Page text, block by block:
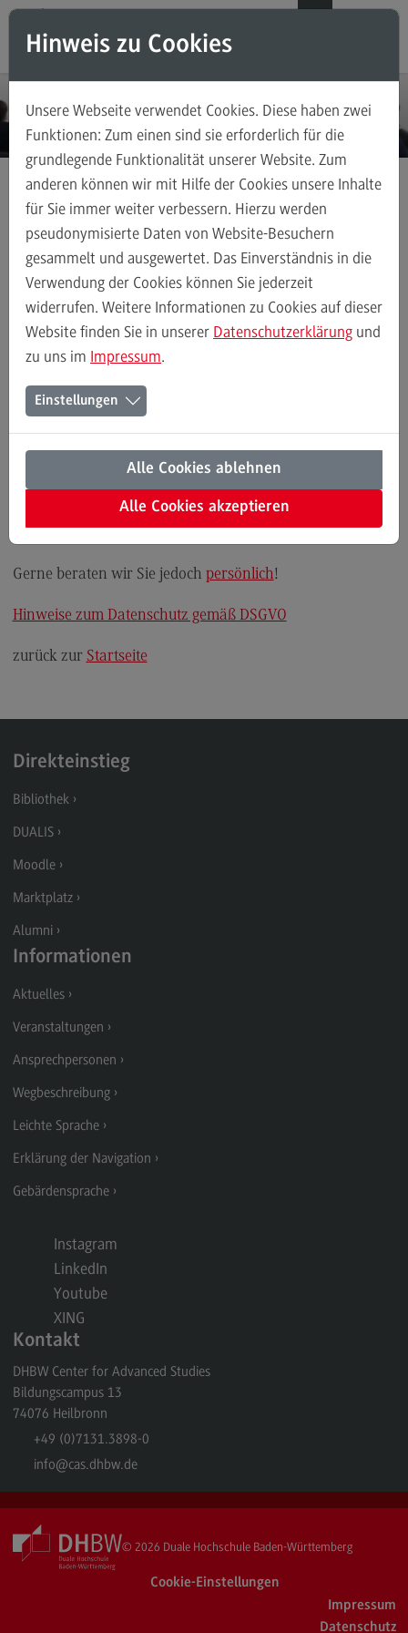
Direkt zum Inhalt
Direkt zum Hauptmenu
Direkt zum Footer
Modul-O-Mat
Masterstudiengänge
Accounting, Controlling, Taxation
Accounting, Controlling, Taxation
Modulangebot
Berufsperspektiven
Kontakt
Advanced Practice in Healthcare
Advanced Practice in Healthcare
Rahmenbedingungen
Modulangebot
Bauingenieurwesen
Bauingenieurwesen
Berufsperspektiven
Kontakt
Data Science and Artificial Intelligence
Profil-O-Mat Data Science and Artificial
Intelligence
(External link)
Rahmenbedingungen
Modulangebot
Berufsperspektiven
Kontakt
Digital Business Management
Modulangebot
Berufsperspektiven
Kontakt
Digitalisierung in der Sozialen Arbeit
Digitalisierung in der Sozialen Arbeit
Modulangebot
Berufsperspektiven
Elektrotechnik und Informationstechnik
Elektrotechnik und Informationstechnik
Profil-O-Mat Elektrotechnik und
Informationstechnik
(External link)
Rahmenbedingungen
Modulangebot
Berufsperspektiven
Kontakt
Entrepreneurship
Entrepreneurship
Anmeldung Infoveranstaltungen
Infoveranstaltung Mannheim Duale Partner
Anmeldung zur
Informationsveranstaltung für
Unternehmen und
Einrichtungen
Derzeit ist keine Infoveranstaltung für Unternehmen und
Einrichtungen zum Masterstudienangebot an der DHBW
Gerne beraten wir Sie jedoch persönlich!
Hinweise zum Datenschutz gemäß DSGVO
zurück zur Startseite
Direkteinstieg
Bibliothek
DUALIS
Moodle
Marktplatz
Alumni
Informationen
Aktuelles
Veranstaltungen
Ansprechpersonen
Wegbeschreibung
Leichte Sprache
Erklärung der Navigation
Gebärdensprache
Instagram
LinkedIn
Youtube
XING
Kontakt
DHBW Center for Advanced Studies
Bildungscampus 13
74076 Heilbronn
+49 (0)7131.3898-0
info@cas.dhbw.de
© 2026 Duale Hochschule Baden-Württemberg
Cookie-Einstellungen
Impressum
Datenschutz
Hinweis zu Cookies
Unsere Webseite verwendet Cookies. Diese haben zwei
Funktionen: Zum einen sind sie erforderlich für die
grundlegende Funktionalität unserer Website. Zum
anderen können wir mit Hilfe der Cookies unsere Inhalte
für Sie immer weiter verbessern. Hierzu werden
pseudonymisierte Daten von Website-Besuchern
gesammelt und ausgewertet. Das Einverständnis in die
Verwendung der Cookies können Sie jederzeit
widerrufen. Weitere Informationen zu Cookies auf dieser
Website finden Sie in unserer Datenschutzerklärung und
zu uns im Impressum.
Einstellungen
Alle Cookies ablehnen
Alle Cookies akzeptieren